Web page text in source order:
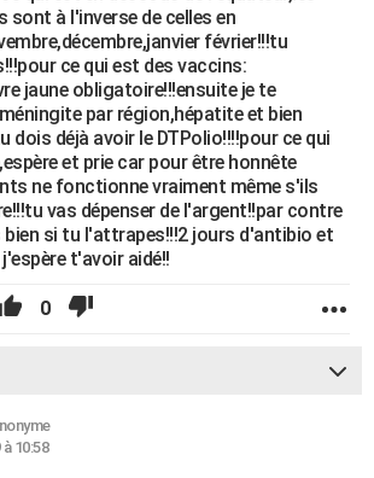
sont à l'inverse de celles en
février!!!tu
ce qui est des vaccins:
jaune obligatoire!!!ensuite je te
par région,hépatite et bien
dois déjà avoir le DTPolio!!!!pour ce qui
et prie car pour être honnête
ne fonctionne vraiment même s'ils
vas dépenser de l'argent!!par contre
bien si tu l'attrapes!!!2 jours d'antibio et
t'avoir aidé!!
0
10:58